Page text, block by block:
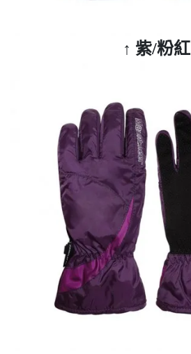
↑ 紫/粉紅